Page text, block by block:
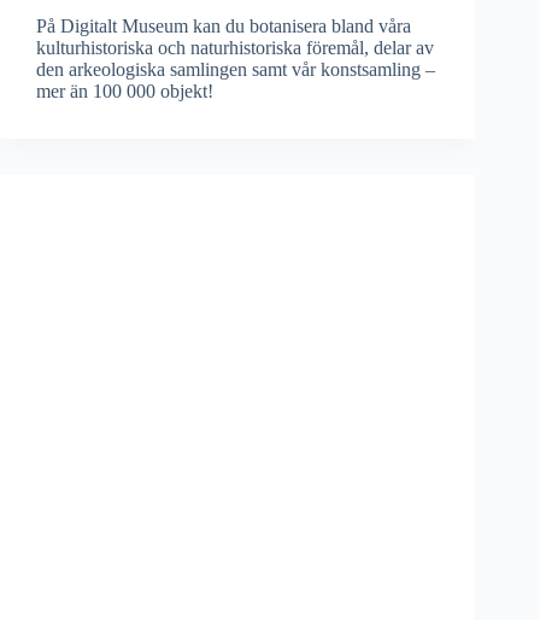
På Digitalt Museum kan du botanisera bland våra
kulturhistoriska och naturhistoriska föremål, delar av
den arkeologiska samlingen samt vår konstsamling –
mer än 100 000 objekt!